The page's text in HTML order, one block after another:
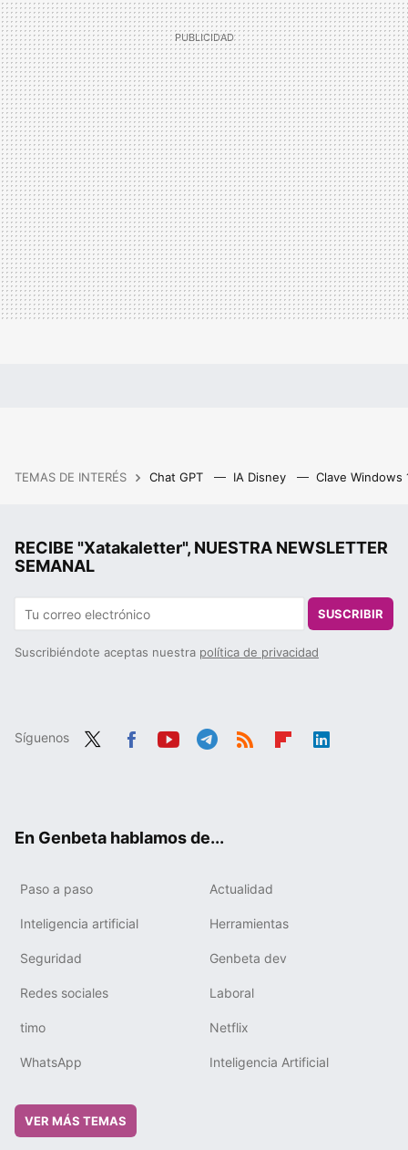
TEMAS DE INTERÉS Chat GPT IA Disney Clave Windows
RECIBE "Xatakaletter", NUESTRA NEWSLETTER
SEMANAL
SUSCRIBIR
Suscribiéndote aceptas nuestra política de privacidad
Síguenos
En Genbeta hablamos de...
Paso a paso Actualidad
Inteligencia artificial Herramientas
Seguridad Genbeta dev
Redes sociales Laboral
timo Netflix
WhatsApp Inteligencia Artificial
VER MÁS TEMAS